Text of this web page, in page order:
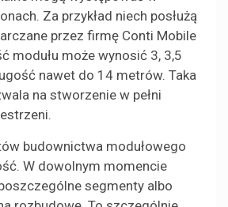
Za przykład niech posłużą
przez firmę Conti Mobile
modułu może wynosić 3, 3,5
nawet do 14 metrów. Taka
na stworzenie w pełni
budownictwa modułowego
W dowolnym momencie
segmenty albo